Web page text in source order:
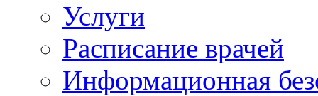
Услуги
Расписание врачей
Информационная